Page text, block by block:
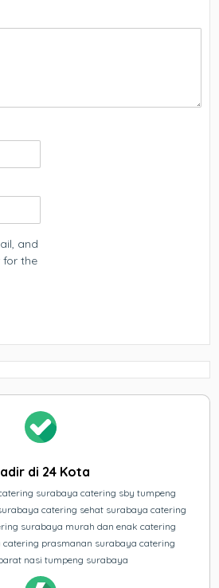
and
for the
di 24 Kota
surabaya catering sby tumpeng
catering sehat surabaya catering
surabaya murah dan enak catering
prasmanan surabaya catering
nasi tumpeng surabaya